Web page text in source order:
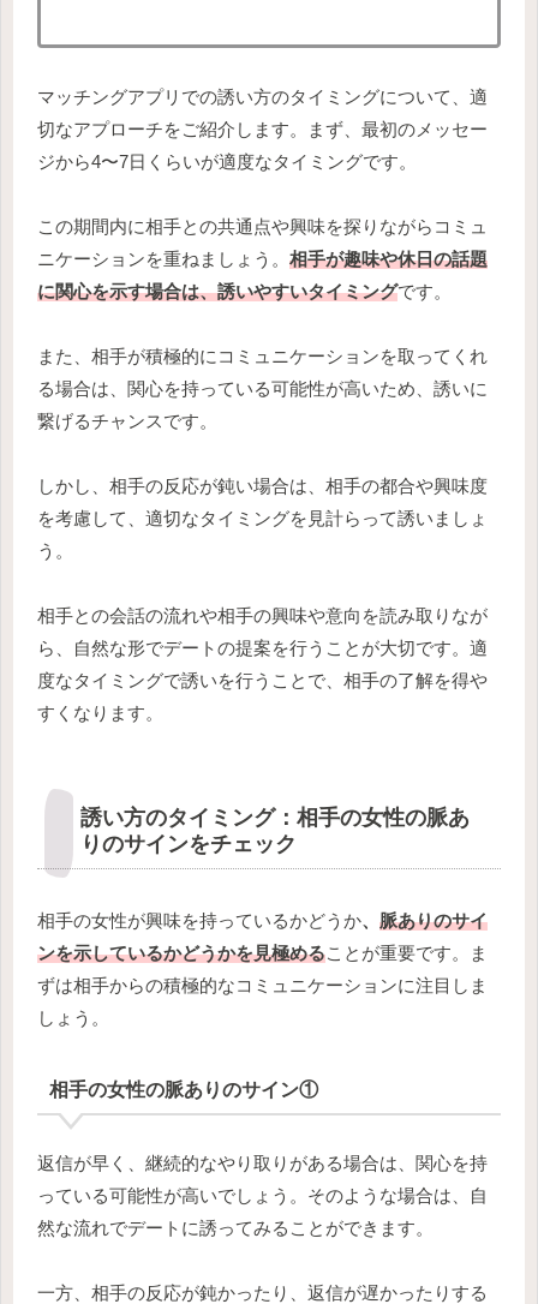
マッチングアプリでの誘い方のタイミングについて、適
切なアプローチをご紹介します。まず、最初のメッセー
ジから4〜7日くらいが適度なタイミングです。
この期間内に相手との共通点や興味を探りながらコミュ
ニケーションを重ねましょう。 相手が趣味や休日の話題
に関心を示す場合は、誘いやすいタイミングです。
また、相手が積極的にコミュニケーションを取ってくれ
る場合は、関心を持っている可能性が高いため、誘いに
繋げるチャンスです。
しかし、相手の反応が鈍い場合は、相手の都合や興味度
を考慮して、適切なタイミングを見計らって誘いましょ
う。
相手との会話の流れや相手の興味や意向を読み取りなが
ら、自然な形でデートの提案を行うことが大切です。適
度なタイミングで誘いを行うことで、相手の了解を得や
すくなります。
誘い方のタイミング：相手の女性の脈あ
りのサインをチェック
相手の女性が興味を持っているかどうか、 脈ありのサイ
ンを示しているかどうかを見極めることが重要です。ま
ずは相手からの積極的なコミュニケーションに注目しま
しょう。
相手の女性の脈ありのサイン①
返信が早く、継続的なやり取りがある場合は、関心を持
っている可能性が高いでしょう。そのような場合は、自
然な流れでデートに誘ってみることができます。
一方、相手の反応が鈍かったり、返信が遅かったりする